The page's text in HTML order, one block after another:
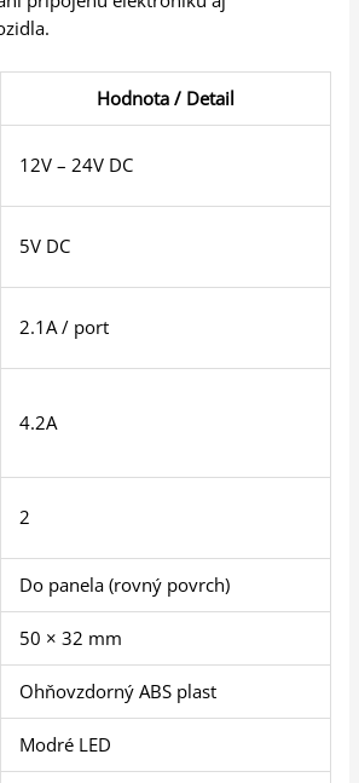
Hodnota / Detail
12V – 24V DC
5V DC
2.1A / port
4.2A
2
Do panela (rovný povrch)
50 × 32 mm
Ohňovzdorný ABS plast
Modré LED